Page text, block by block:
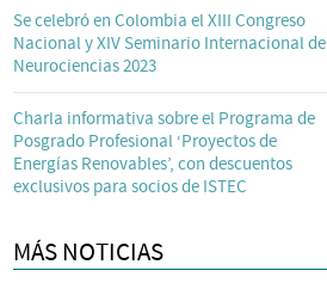
Se celebró en Colombia el XIII Congreso
Nacional y XIV Seminario Internacional de
Neurociencias 2023
Charla informativa sobre el Programa de
Posgrado Profesional ‘Proyectos de
Energías Renovables’, con descuentos
exclusivos para socios de ISTEC
MÁS NOTICIAS